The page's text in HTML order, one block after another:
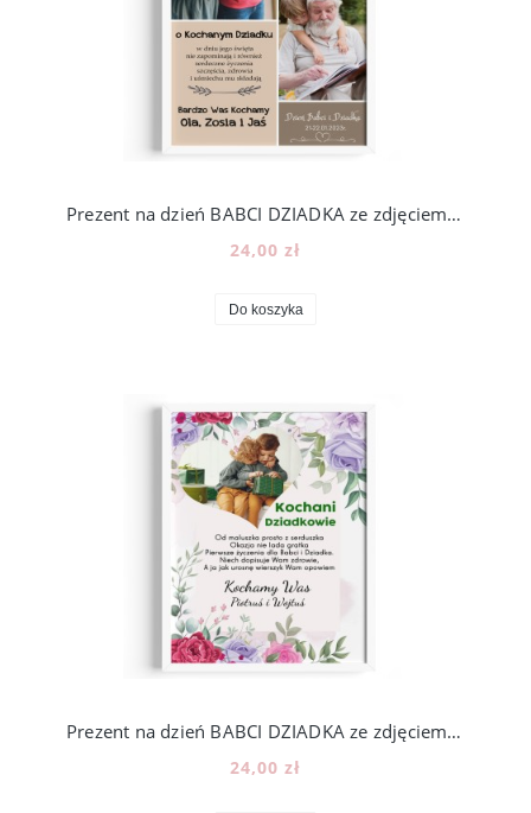
Prezent na dzień BABCI DZIADKA ze zdjęciem - wzór BD25
24,00 zł
Do koszyka
Prezent na dzień BABCI DZIADKA ze zdjęciem - wzór BD27
24,00 zł